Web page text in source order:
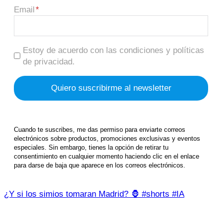
Email
Estoy de acuerdo con las condiciones y políticas
de privacidad.
Cuando te suscribes, me das permiso para enviarte correos
electrónicos sobre productos, promociones exclusivas y eventos
especiales. Sin embargo, tienes la opción de retirar tu
consentimiento en cualquier momento haciendo clic en el enlace
para darse de baja que aparece en los correos electrónicos.
¿Y si los simios tomaran Madrid? 🦍 #shorts #IA